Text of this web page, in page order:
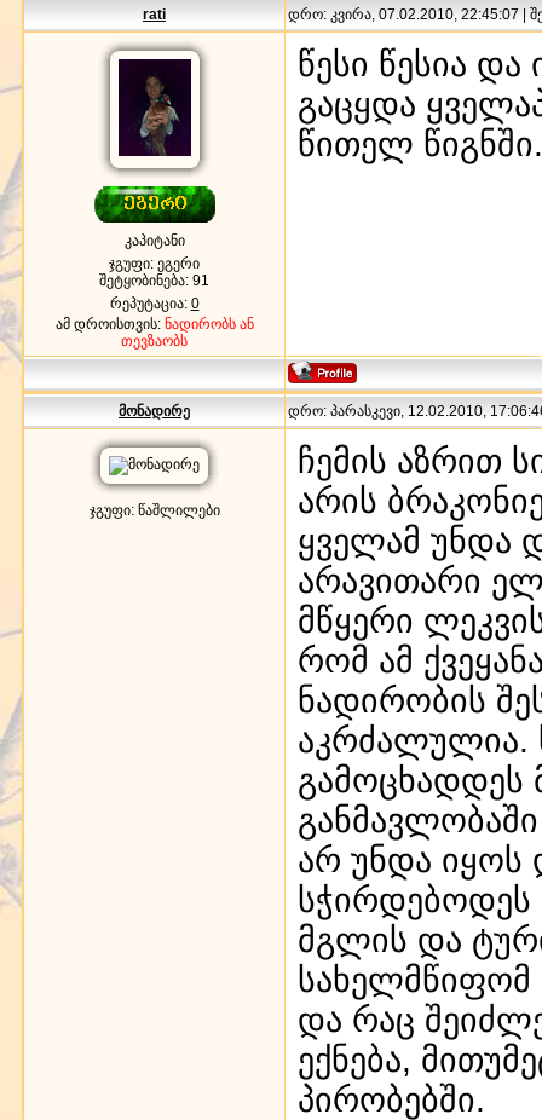
rati დრო: კვირა, 07.02.2010, 22:45:07 |
კაპიტანი
ჯგუფი: ეგერი
შეტყობინება: 91
რეპუტაცია: 0
ამ დროისთვის: ნადირობს ან
თევზაობს
წესი წესია
გაცყდა
წითელ წიგნში.
მონადირე დრო: პარასკევი, 12.02.2010,
ჯგუფი: წაშლილები
ჩემის აზრით
არის
ყველამ უნდა
არავითარი
მწყერი
რომ ამ
ნადირობის
აკრძალულია.
არ უნდა იყოს
მგლის და
სახელმწიფომ
და რაც
ექნება,
პირობებში.